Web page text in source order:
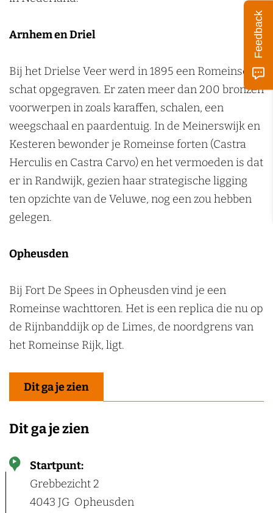
Arnhem en Driel
Bij het Drielse Veer werd in 1895 een Romeinse
schat opgegraven. Er zaten meer dan 200 bronzen
voorwerpen in zoals karaffen, schalen, een
weegschaal en paardentuig. In de Meinerswijk en
Kesteren bewonder je Romeinse forten (Castra
Herculis en Castra Carvo) en het vermoeden is dat
er in Randwijk, gezien haar strategische ligging
ten opzichte van de Veluwe, nog een zou hebben
gelegen.
Opheusden
Bij Fort De Spees in Opheusden vind je een
Romeinse wachttoren. Het is een replica die nu op
de Rijnbanddijk op de Limes, de noordgrens van
het Romeinse Rijk, ligt.
Dit ga je zien
Dit ga je zien
Startpunt:
Grebbezicht 2
4043 JG Opheusden
Feedback